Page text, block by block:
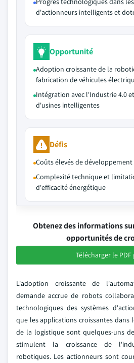
d'actionneurs intelligents et
Opportunité
Adoption croissante de la
fabrication de véhicules
Intégration avec l'Industrie 4.0
d'usines intelligentes
Défis
Coûts élevés de
Complexité technique et
d'efficacité énergétique
Obtenez des informations
opportunités de
Télécharger le
L'adoption croissante de
demande accrue de robots
technologiques des systèmes
que les applications croissantes dans
de la logistique sont quelques-uns
stimulent la croissance de
robotiques. Les actionneurs sont